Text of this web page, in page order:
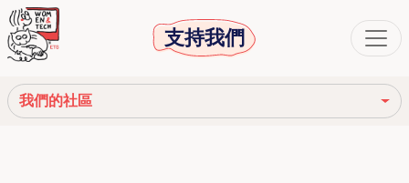
支持我們
我們的社區